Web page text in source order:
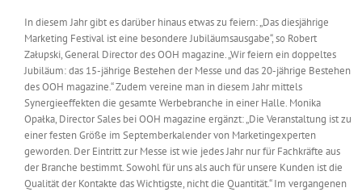
In diesem Jahr gibt es darüber hinaus etwas zu feiern: „Das diesjährige
Marketing Festival ist eine besondere Jubiläumsausgabe“, so Robert
Załupski, General Director des OOH magazine. „Wir feiern ein doppeltes
Jubiläum: das 15-jährige Bestehen der Messe und das 20-jährige Bestehen
des OOH magazine.“ Zudem vereine man in diesem Jahr mittels
Synergieeffekten die gesamte Werbebranche in einer Halle. Monika
Opałka, Director Sales bei OOH magazine ergänzt: „Die Veranstaltung ist zu
einer festen Größe im Septemberkalender von Marketingexperten
geworden. Der Eintritt zur Messe ist wie jedes Jahr nur für Fachkräfte aus
der Branche bestimmt. Sowohl für uns als auch für unsere Kunden ist die
Qualität der Kontakte das Wichtigste, nicht die Quantität.“ Im vergangenen